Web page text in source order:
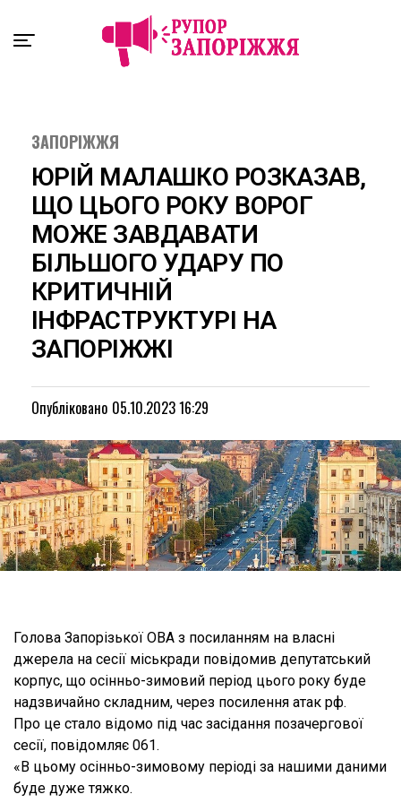
ЗАПОРІЖЖЯ
ЮРІЙ МАЛАШКО РОЗКАЗАВ,
ЩО ЦЬОГО РОКУ ВОРОГ
МОЖЕ ЗАВДАВАТИ
БІЛЬШОГО УДАРУ ПО
КРИТИЧНІЙ
ІНФРАСТРУКТУРІ НА
ЗАПОРІЖЖІ
Опубліковано 05.10.2023 16:29
Голова Запорізької ОВА з посиланням на власні
джерела на сесії міськради повідомив депутатський
корпус, що осінньо-зимовий період цього року буде
надзвичайно складним, через посилення атак рф.
Про це стало відомо під час засідання позачергової
сесії, повідомляє 061.
«В цьому осінньо-зимовому періоді за нашими даними
буде дуже тяжко.
Exit mobile version